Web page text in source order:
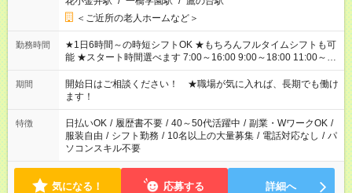
＜ご近所の老人ホームなど＞
勤務時間
★1日6時間～の時短シフトOK ★もちろんフルタイムシフトも可
能 ★スタート時間選べます 7:00～16:00 9:00～18:00 11:00～
20:00 など 残業なし！ ※Wワークの場合、他のお仕事と合わせ
週40時間超の就業はご案内できません ※法令に基づき、週20時
間以上勤務は社会保険への加入対象となります ※労働者派遣法
（日雇い派遣の原則禁止）により、短時間・短期間の就業はご
案内が難しい場合があります
期間
開始日はご相談ください！ ★職場が気に入れば、長期でも働け
ます！
特徴 日払いOK / 履歴書不要 / 40～50代活躍中 / 副業・WワークOK /
服装自由 / シフト勤務 / 10名以上の大量募集 / 電話対応なし / パ
ソコンスキル不要
気になる！ 応募する 詳細へ